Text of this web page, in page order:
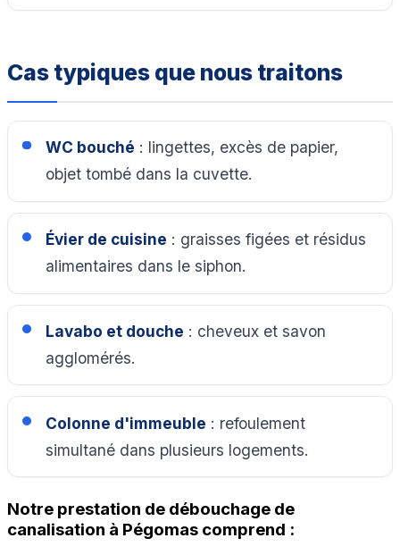
Cas typiques que nous traitons
WC bouché : lingettes, excès de papier,
objet tombé dans la cuvette.
Évier de cuisine : graisses figées et résidus
alimentaires dans le siphon.
Lavabo et douche : cheveux et savon
agglomérés.
Colonne d'immeuble : refoulement
simultané dans plusieurs logements.
Notre prestation de débouchage de
canalisation à Pégomas comprend :